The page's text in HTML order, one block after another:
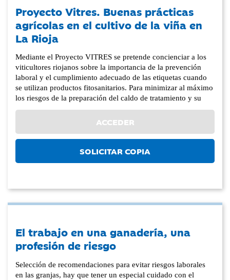
Proyecto Vitres. Buenas prácticas
agrícolas en el cultivo de la viña en
La Rioja
Mediante el Proyecto VITRES se pretende concienciar a los
viticultores riojanos sobre la importancia de la prevención
laboral y el cumplimiento adecuado de las etiquetas cuando
se utilizan productos fitosanitarios. Para minimizar al máximo
los riesgos de la preparación del caldo de tratamiento y su
ACCEDER
SOLICITAR COPIA
El trabajo en una ganadería, una
profesión de riesgo
Selección de recomendaciones para evitar riesgos laborales
en las granjas, hay que tener un especial cuidado con el